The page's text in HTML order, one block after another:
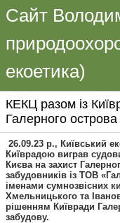
Сайт
екоетика)
КЕКЦ разом із
Галерного острова
26.09.23 р., Київський
Київрадою виграв
Києва на захист
забудовників із ТОВ
іменами сумнозвісних
Хмельницького та
рішенням Київради
забудову.